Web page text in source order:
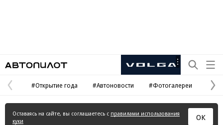
Рекламная
Предыдущая
страница
#Открытие года #Автоновости #Фотогалереи
Оставаясь на сайте, вы соглашаетесь с правилами использования
куки
ОК